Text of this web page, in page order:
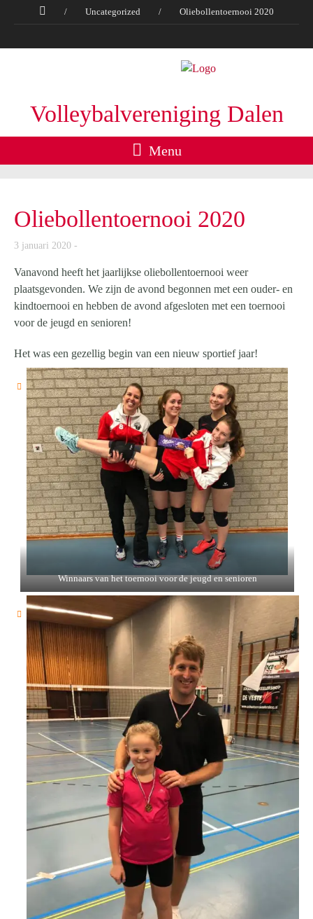
/ Uncategorized / Oliebollentoernooi 2020
Volleybalvereniging Dalen
Menu
Oliebollentoernooi 2020
3 januari 2020
Vanavond heeft het jaarlijkse oliebollentoernooi weer
plaatsgevonden. We zijn de avond begonnen met een ouder- en
kindtoernooi en hebben de avond afgesloten met een toernooi
voor de jeugd en senioren!
Het was een gezellig begin van een nieuw sportief jaar!
Winnaars van het toernooi voor de jeugd en senioren